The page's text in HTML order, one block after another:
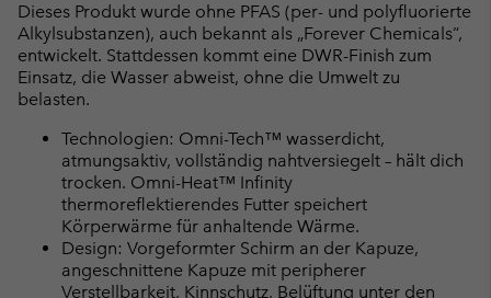
Dieses Produkt wurde ohne PFAS (per- und polyfluorierte
Alkylsubstanzen), auch bekannt als „Forever Chemicals“,
entwickelt. Stattdessen kommt eine DWR-Finish zum
Einsatz, die Wasser abweist, ohne die Umwelt zu
belasten.
Technologien: Omni-Tech™ wasserdicht,
atmungsaktiv, vollständig nahtversiegelt – hält dich
trocken. Omni-Heat™ Infinity
thermoreflektierendes Futter speichert
Körperwärme für anhaltende Wärme.
Design: Vorgeformter Schirm an der Kapuze,
angeschnittene Kapuze mit peripherer
Verstellbarkeit, Kinnschutz, Belüftung unter den